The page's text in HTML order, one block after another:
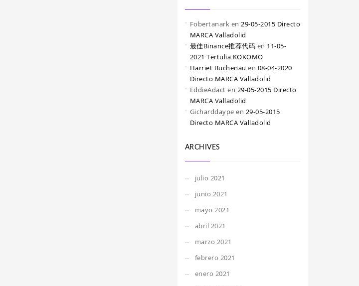
Fobertanark en 29-05-2015 Directo
MARCA Valladolid
最佳Binance推荐代码 en 11-05-
2021 Tertulia KOKOMO
Harriet Buchenau en 08-04-2020
Directo MARCA Valladolid
EddieAdact en 29-05-2015 Directo
MARCA Valladolid
Gicharddaype en 29-05-2015
Directo MARCA Valladolid
ARCHIVES
julio 2021
junio 2021
mayo 2021
abril 2021
marzo 2021
febrero 2021
enero 2021